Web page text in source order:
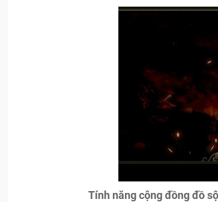
Tính năng cộng đồng đồ sộ